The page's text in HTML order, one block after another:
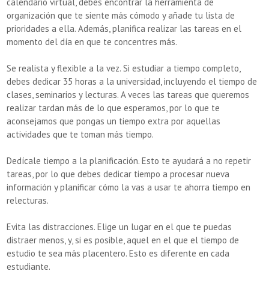
organización que te siente más cómodo y añade tu lista de
prioridades a ella. Además, planifica realizar las tareas en el
momento del día en que te concentres más.
Se realista y flexible a la vez. Si estudiar a tiempo completo,
debes dedicar 35 horas a la universidad, incluyendo el tiempo de
clases, seminarios y lecturas. A veces las tareas que queremos
realizar tardan más de lo que esperamos, por lo que te
aconsejamos que pongas un tiempo extra por aquellas
actividades que te toman más tiempo.
Dedícale tiempo a la planificación. Esto te ayudará a no repetir
tareas, por lo que debes dedicar tiempo a procesar nueva
información y planificar cómo la vas a usar te ahorra tiempo en
relecturas.
Evita las distracciones. Elige un lugar en el que te puedas
distraer menos, y, si es posible, aquel en el que el tiempo de
estudio te sea más placentero. Esto es diferente en cada
estudiante.